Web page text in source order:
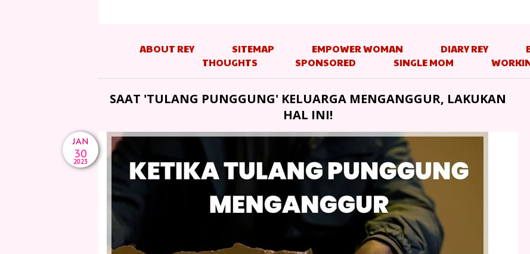
ABOUT REY SITEMAP EMPOWER WOMAN DIARY REY
THOUGHTS
SPONSORED SINGLE MOM
SAAT 'TULANG PUNGGUNG' KELUARGA MENGANGGUR, LAKUKAN
HAL INI!
JAN
30
2023